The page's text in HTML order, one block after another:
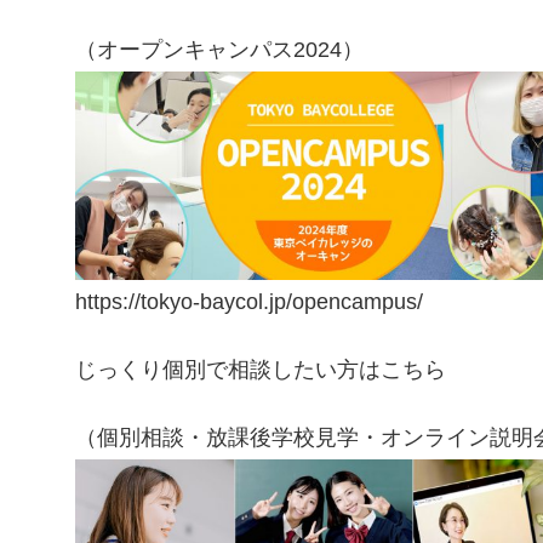
（オープンキャンパス2024）
https://tokyo-baycol.jp/opencampus/
じっくり個別で相談したい方はこちら
（個別相談・放課後学校見学・オンライン説明